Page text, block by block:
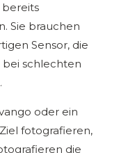
bereits
Sie brauchen
Sensor, die
bei schlechten
oder ein
fotografieren,
die